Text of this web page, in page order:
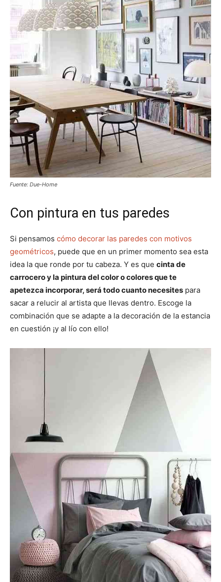
Fuente: Due-Home
Con pintura en tus paredes
Si pensamos cómo decorar las paredes con motivos
geométricos, puede que en un primer momento sea esta
idea la que ronde por tu cabeza. Y es que cinta de
carrocero y la pintura del color o colores que te
apetezca incorporar, será todo cuanto necesites para
sacar a relucir al artista que llevas dentro. Escoge la
combinación que se adapte a la decoración de la estancia
en cuestión ¡y al lío con ello!